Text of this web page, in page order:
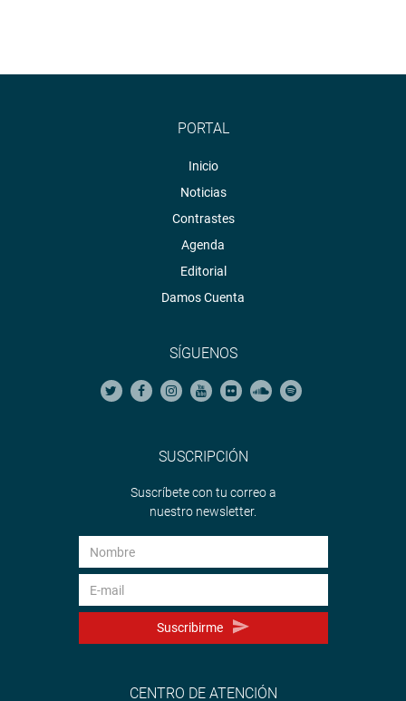
PORTAL
Inicio
Noticias
Contrastes
Agenda
Editorial
Damos Cuenta
SÍGUENOS
SUSCRIPCIÓN
Suscríbete con tu correo a
nuestro newsletter.
Suscribirme
CENTRO DE ATENCIÓN